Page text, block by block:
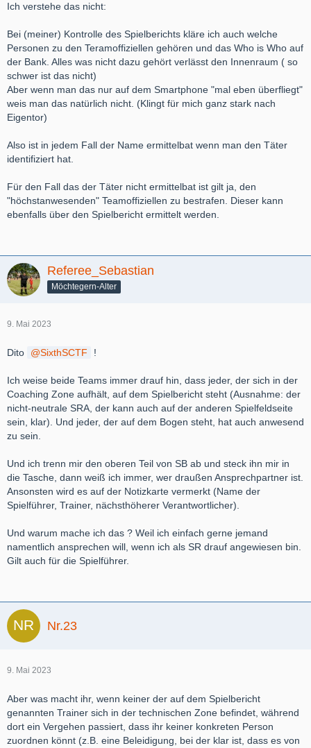
Ich verstehe das nicht:
Bei (meiner) Kontrolle des Spielberichts kläre ich auch welche
Personen zu den Teramoffiziellen gehören und das Who is Who auf
der Bank. Alles was nicht dazu gehört verlässt den Innenraum ( so
schwer ist das nicht)
Aber wenn man das nur auf dem Smartphone "mal eben überfliegt"
weis man das natürlich nicht. (Klingt für mich ganz stark nach
Eigentor)
Also ist in jedem Fall der Name ermittelbat wenn man den Täter
identifiziert hat.
Für den Fall das der Täter nicht ermittelbat ist gilt ja, den
"höchstanwesenden" Teamoffiziellen zu bestrafen. Dieser kann
ebenfalls über den Spielbericht ermittelt werden.
Referee_Sebastian
Möchtegern-Alter
9. Mai 2023
Dito SixthSCTF !
Ich weise beide Teams immer drauf hin, dass jeder, der sich in der
Coaching Zone aufhält, auf dem Spielbericht steht (Ausnahme: der
nicht-neutrale SRA, der kann auch auf der anderen Spielfeldseite
sein, klar). Und jeder, der auf dem Bogen steht, hat auch anwesend
zu sein.
Und ich trenn mir den oberen Teil von SB ab und steck ihn mir in
die Tasche, dann weiß ich immer, wer draußen Ansprechpartner ist.
Ansonsten wird es auf der Notizkarte vermerkt (Name der
Spielführer, Trainer, nächsthöherer Verantwortlicher).
Und warum mache ich das ? Weil ich einfach gerne jemand
namentlich ansprechen will, wenn ich als SR drauf angewiesen bin.
Gilt auch für die Spielführer.
Nr.23
9. Mai 2023
Aber was macht ihr, wenn keiner der auf dem Spielbericht
genannten Trainer sich in der technischen Zone befindet, während
dort ein Vergehen passiert, dass ihr keiner konkreten Person
zuordnen könnt (z.B. eine Beleidigung, bei der klar ist, dass es von